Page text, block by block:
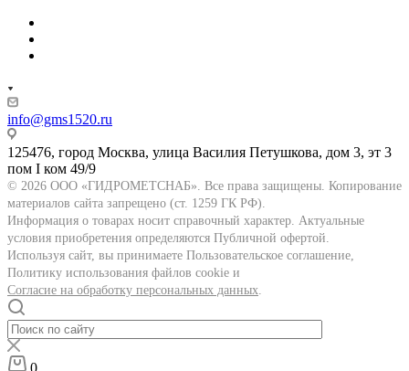
info@gms1520.ru
125476, город Москва, улица Василия Петушкова, дом 3, эт 3
пом I ком 49/9
© 2026 ООО «ГИДРОМЕТСНАБ». Все права защищены. Копирование
материалов сайта запрещено (ст. 1259 ГК РФ).
Информация о товарах носит справочный характер. Актуальные
условия приобретения определяются Публичной офертой.
Используя сайт, вы принимаете Пользовательское соглашение,
Политику использования файлов cookie и
Согласие на обработку персональных данных
0